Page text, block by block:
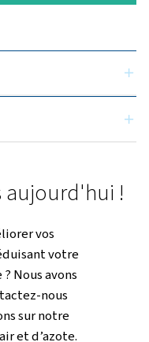
et la facilité
à assurer le
de vos opérations
de bruit et d’effort.
s’agisse de
de plastique, de
remplissage de
le choix fiable qui
concentrer sur
le plus.